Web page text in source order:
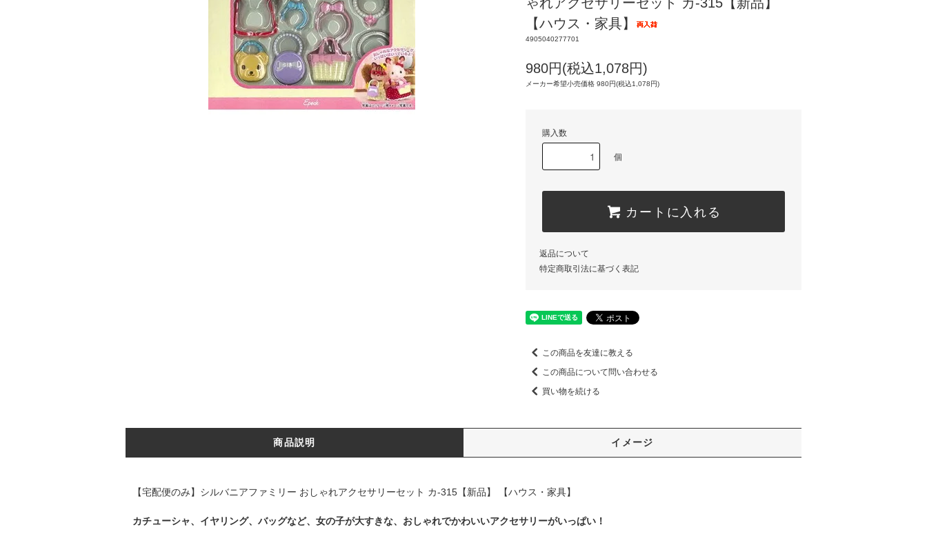
【ハウス・家具】
4905040277701
980円(税込1,078円)
メーカー希望小売価格 980円(税込1,078円)
購入数
個
カートに入れる
返品について
特定商取引法に基づく表記
この商品を友達に教える
この商品について問い合わせる
買い物を続ける
商品説明 イメージ
【宅配便のみ】シルバニアファミリー おしゃれアクセサリーセット カ-315【新品】 【ハウス・家具】
カチューシャ、イヤリング、バッグなど、女の子が大すきな、おしゃれでかわいいアクセサリーがいっぱい！